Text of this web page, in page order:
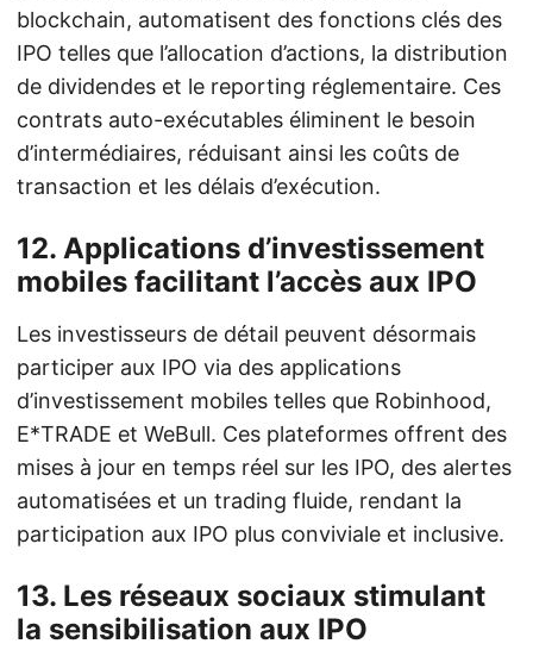
blockchain, automatisent des fonctions clés des
IPO telles que l’allocation d’actions, la distribution
de dividendes et le reporting réglementaire. Ces
contrats auto-exécutables éliminent le besoin
d’intermédiaires, réduisant ainsi les coûts de
transaction et les délais d’exécution.
12. Applications d’investissement
mobiles facilitant l’accès aux IPO
Les investisseurs de détail peuvent désormais
participer aux IPO via des applications
d’investissement mobiles telles que Robinhood,
E*TRADE et WeBull. Ces plateformes offrent des
mises à jour en temps réel sur les IPO, des alertes
automatisées et un trading fluide, rendant la
participation aux IPO plus conviviale et inclusive.
13. Les réseaux sociaux stimulant
la sensibilisation aux IPO